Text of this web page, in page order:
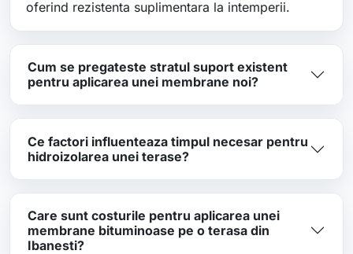
oferind rezistenta suplimentara la intemperii.
Cum se pregateste stratul suport existent
pentru aplicarea unei membrane noi?
Ce factori influenteaza timpul necesar pentru
hidroizolarea unei terase?
Care sunt costurile pentru aplicarea unei
membrane bituminoase pe o terasa din
Ibanesti?